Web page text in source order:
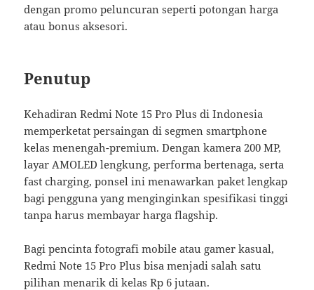
dengan promo peluncuran seperti potongan harga
atau bonus aksesori.
Penutup
Kehadiran Redmi Note 15 Pro Plus di Indonesia
memperketat persaingan di segmen smartphone
kelas menengah-premium. Dengan kamera 200 MP,
layar AMOLED lengkung, performa bertenaga, serta
fast charging, ponsel ini menawarkan paket lengkap
bagi pengguna yang menginginkan spesifikasi tinggi
tanpa harus membayar harga flagship.
Bagi pencinta fotografi mobile atau gamer kasual,
Redmi Note 15 Pro Plus bisa menjadi salah satu
pilihan menarik di kelas Rp 6 jutaan.